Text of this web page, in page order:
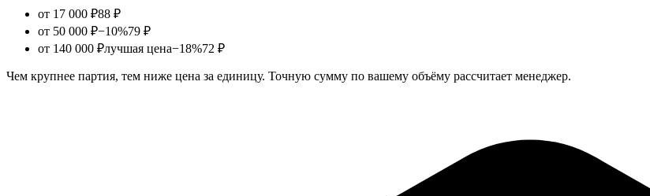
от 17 000 ₽88 ₽
от 50 000 ₽−10%79 ₽
от 140 000 ₽лучшая цена−18%72 ₽
Чем крупнее партия, тем ниже цена за единицу. Точную сумму по вашему объёму рассчитает менеджер.